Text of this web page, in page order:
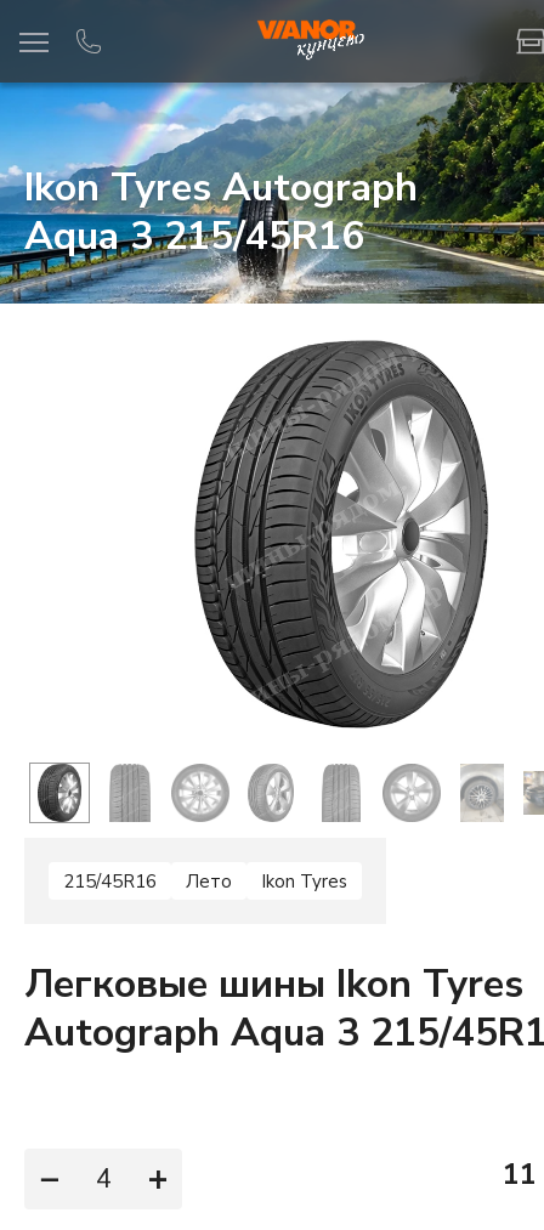
Ikon Tyres Autograph
Aqua 3 215/45R16
215/45R16 Лето Ikon Tyres
Легковые шины Ikon Tyres
Autograph Aqua 3 215/
− + 11
Информация Фото товара